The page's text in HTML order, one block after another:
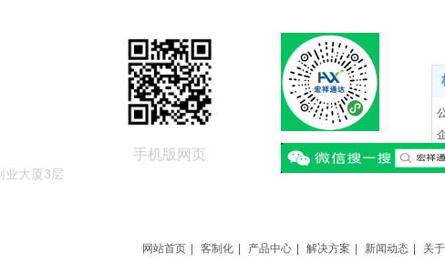
业大厦3层
手机版网页
网站首页 客制化 产品中心 解决方案 新闻动态 关